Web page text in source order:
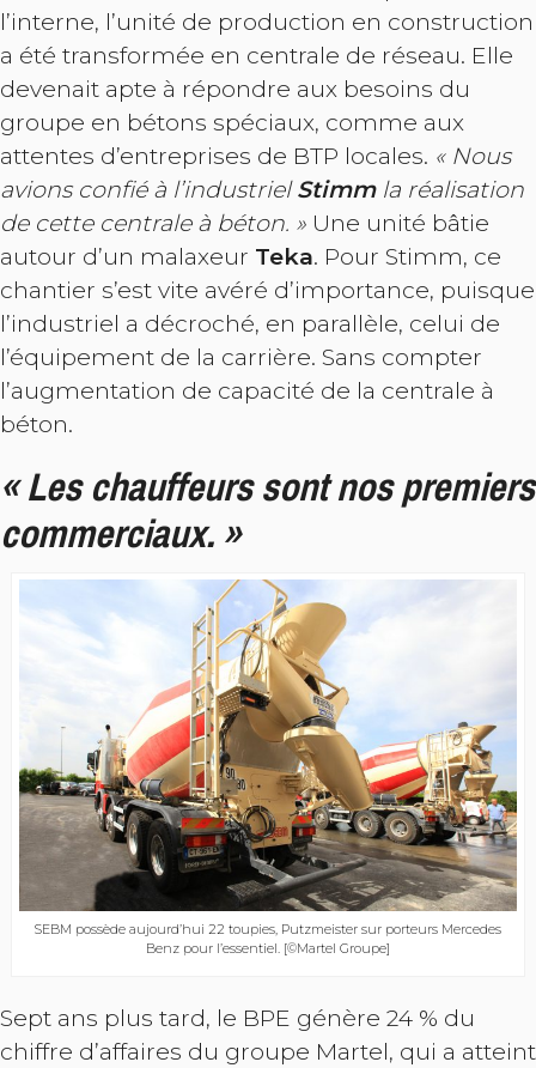
l’interne, l’unité de production en construction
a été transformée en centrale de réseau. Elle
devenait apte à répondre aux besoins du
groupe en bétons spéciaux, comme aux
attentes d’entreprises de BTP locales. « Nous
avions confié à l’industrielStimmla réalisation
de cette centrale à béton. » Une unité bâtie
autour d’un malaxeur Teka. Pour Stimm, ce
chantier s’est vite avéré d’importance, puisque
l’industriel a décroché, en parallèle, celui de
l’équipement de la carrière. Sans compter
l’augmentation de capacité de la centrale à
béton.
« Les chauffeurs sont nos premiers
commerciaux. »
SEBM possède aujourd’hui 22 toupies, Putzmeister sur porteurs Mercedes
Benz pour l’essentiel. [©Martel Groupe]
Sept ans plus tard, le BPE génère 24 % du
chiffre d’affaires du groupe Martel, qui a atteint